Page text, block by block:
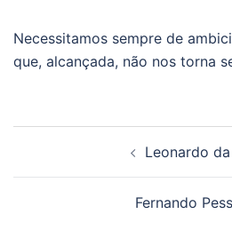
Necessitamos sempre de
que, alcançada, não nos torna
Leonardo
Fernando